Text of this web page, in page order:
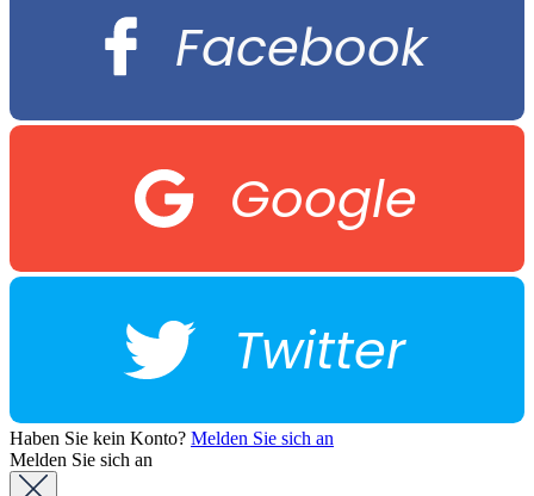
Facebook
Google
Twitter
Haben Sie kein Konto? Melden Sie sich an
Melden Sie sich an